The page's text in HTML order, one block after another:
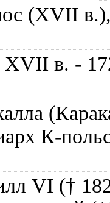
(XVII
в. -
К-
VI (†